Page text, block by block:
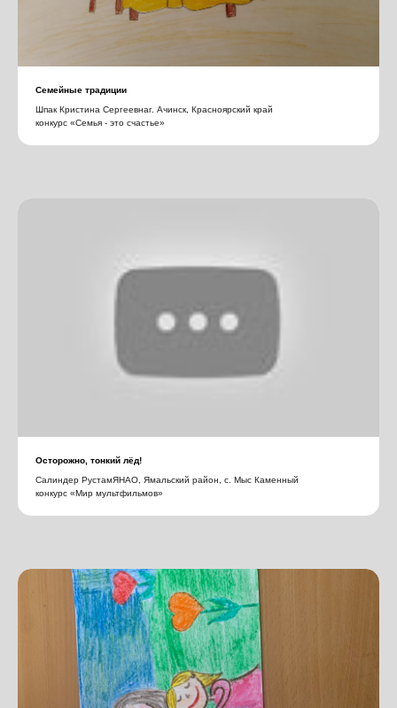
Семейные традиции
Шпак Кристина Сергеевнаг. Ачинск, Красноярский край
конкурс «Семья - это счастье»
Осторожно, тонкий лёд!
Салиндер РустамЯНАО, Ямальский район, с. Мыс Каменный
конкурс «Мир мультфильмов»